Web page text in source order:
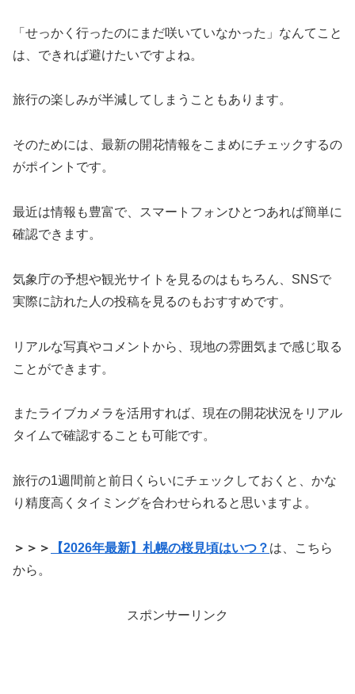
「せっかく行ったのにまだ咲いていなかった」なんてこと
は、できれば避けたいですよね。
旅行の楽しみが半減してしまうこともあります。
そのためには、最新の開花情報をこまめにチェックするの
がポイントです。
最近は情報も豊富で、スマートフォンひとつあれば簡単に
確認できます。
気象庁の予想や観光サイトを見るのはもちろん、SNSで
実際に訪れた人の投稿を見るのもおすすめです。
リアルな写真やコメントから、現地の雰囲気まで感じ取る
ことができます。
またライブカメラを活用すれば、現在の開花状況をリアル
タイムで確認することも可能です。
旅行の1週間前と前日くらいにチェックしておくと、かな
り精度高くタイミングを合わせられると思いますよ。
＞＞＞ 【2026年最新】札幌の桜見頃はいつ？ は、こちら
から。
スポンサーリンク